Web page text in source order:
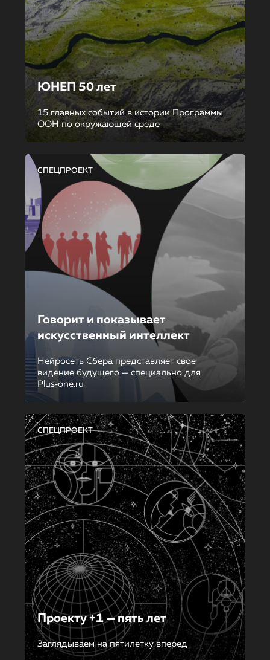
ЮНЕП 50 лет
15 главных событий в истории Программы
ООН по окружающей среде
СПЕЦПРОЕКТ
Говорит и показывает
искусственный интеллект
Нейросеть Сбера представляет свое
видение будущего — специально для
Plus‑one.ru
СПЕЦПРОЕКТ
Проекту +1 — пять лет
Заглядываем на пятилетку вперед